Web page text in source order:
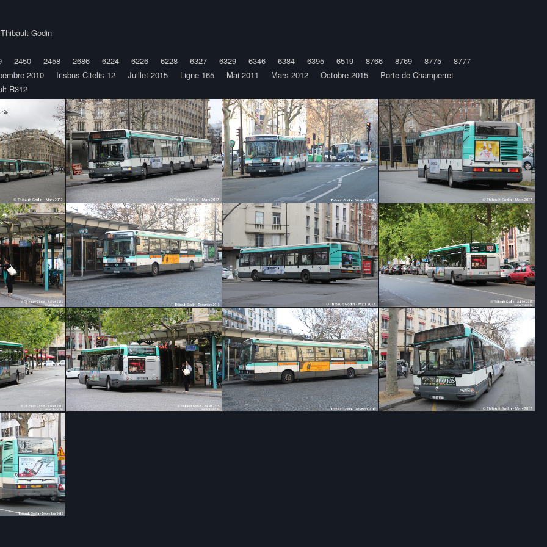
Thibault Godin
2450 2458 2686 6224 6226 6228 6327 6329 6346 6384 6395 6519 8766 8769 8775
8777
2010
Irisbus Citelis 12 Juillet 2015 Ligne 165 Mai 2011 Mars 2012 Octobre 2015
Porte de Champerret
R312